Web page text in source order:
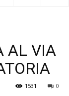
AL VIA
0
1531